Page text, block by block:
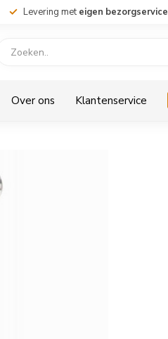
Levering met eigen bezorgservice
Over ons Klantenservice